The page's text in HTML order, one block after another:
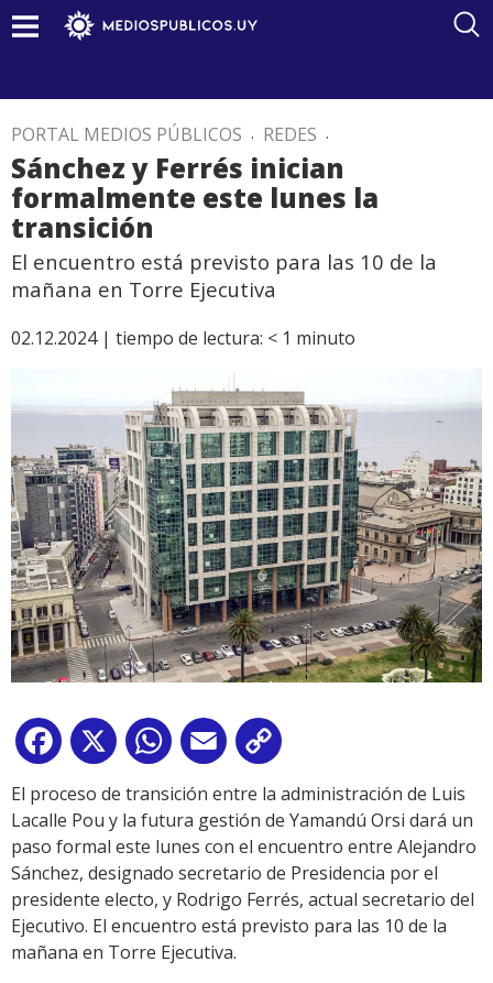
PORTAL MEDIOS PÚBLICOS . REDES .
Sánchez y Ferrés inician
formalmente este lunes la
transición
El encuentro está previsto para las 10 de la
mañana en Torre Ejecutiva
02.12.2024 | tiempo de lectura: < 1 minuto
Facebook
X WhatsApp
Email
Link
El proceso de transición entre la administración de Luis
Lacalle Pou y la futura gestión de Yamandú Orsi dará un
paso formal este lunes con el encuentro entre Alejandro
Sánchez, designado secretario de Presidencia por el
presidente electo, y Rodrigo Ferrés, actual secretario del
Ejecutivo. El encuentro está previsto para las 10 de la
mañana en Torre Ejecutiva.